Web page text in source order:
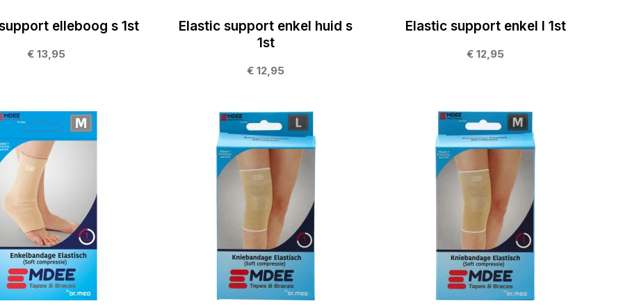
elleboog s 1st
€ 13,95
Elastic support enkel huid s
1st
€ 12,95
Elastic support enkel l 1st
€ 12,95